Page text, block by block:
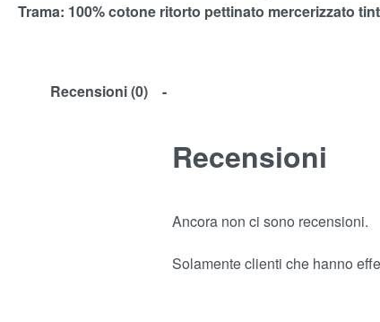
Trama: 100% cotone ritorto pettinato mercerizzato
Recensioni (0)
Recensioni
Ancora non ci sono recensioni.
Solamente clienti che hanno